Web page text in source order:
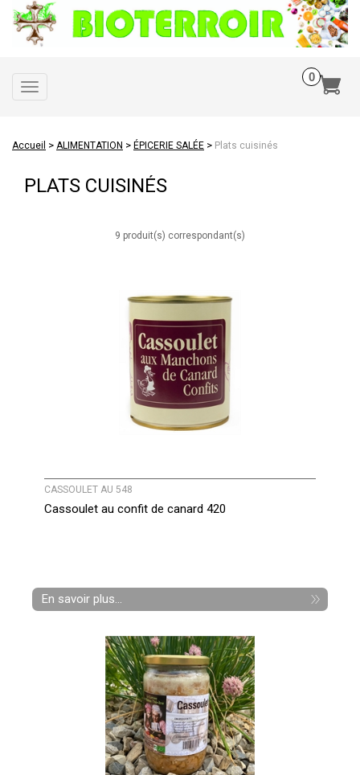
Toggle
navigation
Accueil > ALIMENTATION > ÉPICERIE SALÉE > Plats cuisinés
PLATS CUISINÉS
9 produit(s) correspondant(s)
CASSOULET AU 548
Cassoulet au confit de canard 420
En savoir plus...